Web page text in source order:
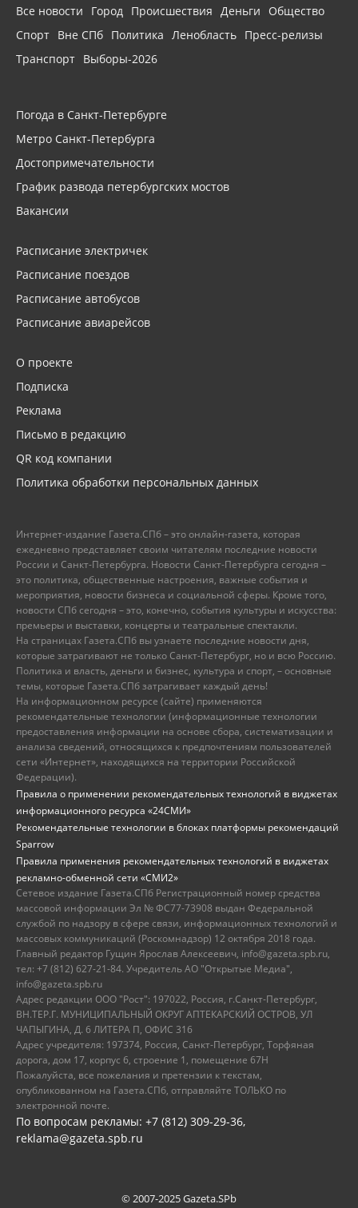
Все новости Город Происшествия Деньги
Общество
Спорт Вне СПб Политика Ленобласть Пресс-релизы
Транспорт Выборы-2026
Погода в Санкт-Петербурге
Метро Санкт-Петербурга
Достопримечательности
График развода петербургских мостов
Вакансии
Расписание электричек
Расписание поездов
Расписание автобусов
Расписание авиарейсов
О проекте
Подписка
Реклама
Письмо в редакцию
QR код компании
Политика обработки персональных данных
Интернет-издание Газета.СПб – это онлайн-газета, которая
ежедневно представляет своим читателям последние новости
России и Санкт-Петербурга. Новости Санкт-Петербурга сегодня –
это политика, общественные настроения, важные события и
мероприятия, новости бизнеса и социальной сферы. Кроме того,
новости СПб сегодня – это, конечно, события культуры и искусства:
премьеры и выставки, концерты и театральные спектакли.
На страницах Газета.СПб вы узнаете последние новости дня,
которые затрагивают не только Санкт-Петербург, но и всю Россию.
Политика и власть, деньги и бизнес, культура и спорт, – основные
темы, которые Газета.СПб затрагивает каждый день!
На информационном ресурсе (сайте) применяются
рекомендательные технологии (информационные технологии
предоставления информации на основе сбора, систематизации и
анализа сведений, относящихся к предпочтениям пользователей
сети «Интернет», находящихся на территории Российской
Федерации).
Правила о применении рекомендательных технологий в виджетах
информационного ресурса «24СМИ»
Рекомендательные технологии в блоках платформы рекомендаций
Sparrow
Правила применения рекомендательных технологий в виджетах
рекламно-обменной сети «СМИ2»
Сетевое издание Газета.СПб Регистрационный номер средства
массовой информации Эл № ФС77-73908 выдан Федеральной
службой по надзору в сфере связи, информационных технологий и
массовых коммуникаций (Роскомнадзор) 12 октября 2018 года.
Главный редактор Гущин Ярослав Алексеевич, info@gazeta.spb.ru,
тел: +7 (812) 627-21-84. Учредитель АО "Открытые Медиа",
info@gazeta.spb.ru
Адрес редакции ООО "Рост": 197022, Россия, г.Санкт-Петербург,
ВН.ТЕР.Г. МУНИЦИПАЛЬНЫЙ ОКРУГ АПТЕКАРСКИЙ ОСТРОВ, УЛ
ЧАПЫГИНА, Д. 6 ЛИТЕРА П, ОФИС 316
Адрес учредителя: 197374, Россия, Санкт-Петербург, Торфяная
дорога, дом 17, корпус 6, строение 1, помещение 67Н
Пожалуйста, все пожелания и претензии к текстам,
опубликованном на Газета.СПб, отправляйте ТОЛЬКО по
электронной почте.
По вопросам рекламы: +7 (812) 309-29-36,
reklama@gazeta.spb.ru
© 2007-2025 Gazeta.SPb